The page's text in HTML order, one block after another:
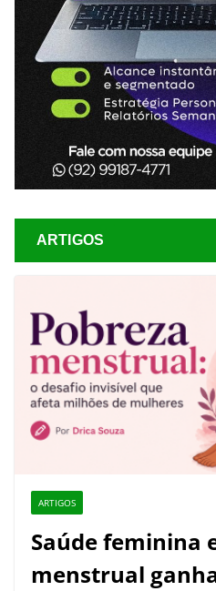
ARTIGOS
ARTIGOS
Saúde feminina
menstrual